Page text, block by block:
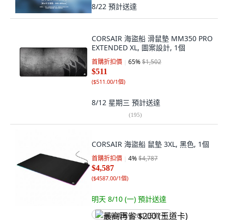
8/22 預計送達
CORSAIR 海盜船 滑鼠墊 MM350 PRO
EXTENDED XL, 圖案設計, 1個
首購折扣價 65%$1,502
$511
($511.00/1個)
8/12 星期三 預計送達
(195)
CORSAIR 海盜船 鼠墊 3XL, 黑色, 1個
首購折扣價 4%$4,787
$4,587
($4587.00/1個)
明天 8/10 (一) 預計送達
最高再省 $200 (王道卡)